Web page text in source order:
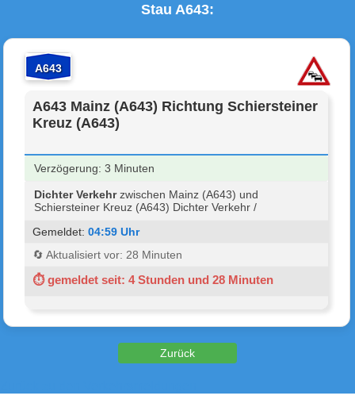
Stau A643:
A643
A643 Mainz (A643) Richtung Schiersteiner
Kreuz (A643)
Verzögerung: 3 Minuten
Dichter Verkehrzwischen Mainz (A643) und
Schiersteiner Kreuz (A643) Dichter Verkehr /
Gemeldet:04:59 Uhr
🔄 Aktualisiert vor: 28 Minuten
⏱ gemeldet seit: 4 Stunden und 28 Minuten